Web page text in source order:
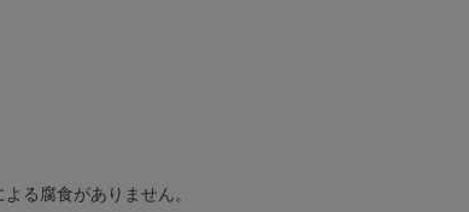
る腐食がありません。